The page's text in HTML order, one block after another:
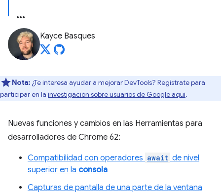
Kayce Basques
Nota: ¿Te interesa ayudar a mejorar DevTools? Regístrate para
participar en la investigación sobre usuarios de Google aquí.
Nuevas funciones y cambios en las Herramientas para
desarrolladores de Chrome 62:
Compatibilidad con operadores await de nivel
superior en la consola
Capturas de pantalla de una parte de la ventana